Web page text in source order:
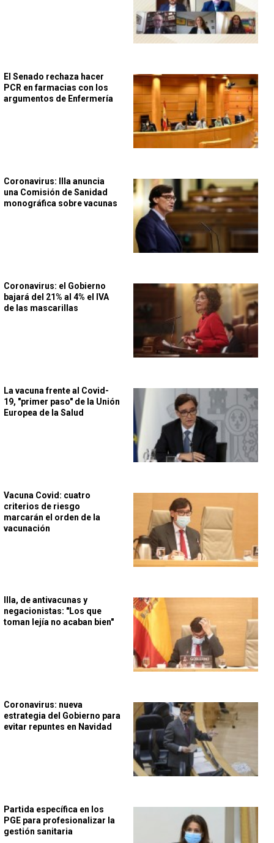
El Senado rechaza hacer
PCR en farmacias con los
argumentos de Enfermería
Coronavirus: Illa anuncia
una Comisión de Sanidad
monográfica sobre vacunas
Coronavirus: el Gobierno
bajará del 21% al 4% el IVA
de las mascarillas
La vacuna frente al Covid-
19, "primer paso" de la Unión
Europea de la Salud
Vacuna Covid: cuatro
criterios de riesgo
marcarán el orden de la
vacunación
Illa, de antivacunas y
negacionistas: "Los que
toman lejía no acaban bien"
Coronavirus: nueva
estrategia del Gobierno para
evitar repuntes en Navidad
Partida específica en los
PGE para profesionalizar la
gestión sanitaria